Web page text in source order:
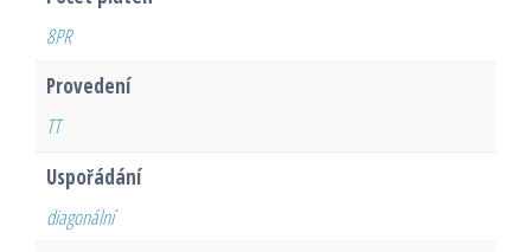
8PR
Provedení
TT
Uspořádání
diagonální